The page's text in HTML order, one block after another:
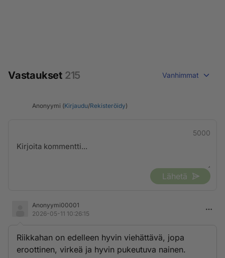
Vastaukset 215 Vanhimmat
Anonyymi (Kirjaudu/Rekisteröidy)
5000
Lähetä
Anonyymi00001
2026-05-11 10:26:15
Riikkahan on edelleen hyvin viehättävä, jopa
eroottinen, virkeä ja hyvin pukeutuva nainen.